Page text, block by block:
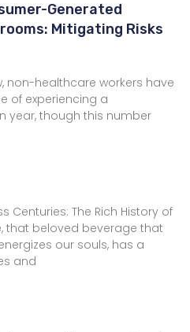
Generated
Mitigating Risks
non-healthcare workers have
of experiencing a
year, though this number
Centuries: The Rich History of
that beloved beverage that
our souls, has a
and